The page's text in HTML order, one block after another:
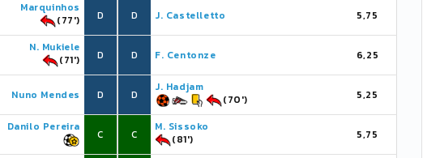
Marquinhos
(77')
D
N. Mukiele
(71')
D
Nuno Mendes D
Danilo Pereira
C
D J. Castelletto 5,75
D F. Centonze 6,25
D
J. Hadjam
(70')
5,25
C
M. Sissoko
(81')
5,75